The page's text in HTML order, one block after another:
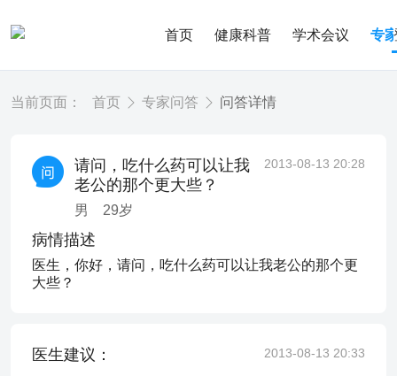
首页 健康科普 学术会议 专
当前页面： 首页 专家问答 问答详情
请问，吃什么药可以让我
老公的那个更大些？
男 29岁
2013-08-13 20:28
病情描述
医生，你好，请问，吃什么药可以让我老公的那个更
大些？
医生建议： 2013-08-13 20:33